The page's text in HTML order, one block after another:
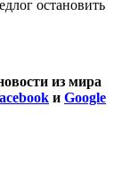
остановить
из мира
и Google